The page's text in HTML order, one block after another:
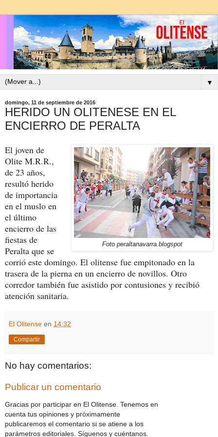
▼
domingo, 11 de septiembre de 2016
HERIDO UN OLITENESE EN EL
ENCIERRO DE PERALTA
Foto peraltanavarra.blogspot
El joven de
Olite M.R.R.,
de 23 años,
resultó herido
de importancia
en el muslo en
el último
encierro de las
fiestas de
Peralta que se
corrió este domingo. El olitense fue empitonado en la
trasera de la pierna en un encierro de novillos. Otro
corredor también fue asistido por contusiones y recibió
atención sanitaria.
El Olitense en 14:32
Compartir
No hay comentarios:
Publicar un comentario
Gracias por participar en El Olitense. Tenemos en
cuenta tus opiniones y próximamente
publicaremos el comentario si se atiene a los
parámetros editoriales. Síguenos y cuéntanos.